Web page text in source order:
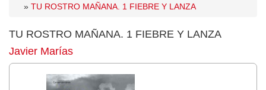
» TU ROSTRO MAÑANA. 1 FIEBRE Y LANZA
TU ROSTRO MAÑANA. 1 FIEBRE Y LANZA
Javier Marías